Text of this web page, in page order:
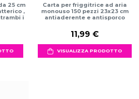
25 cm
,
i
Carta per friggitrice ad aria
monouso 150 pezzi 23x23 cm
antiaderente e antisporco
11,99 €
VISUALIZZA PRODOTTO